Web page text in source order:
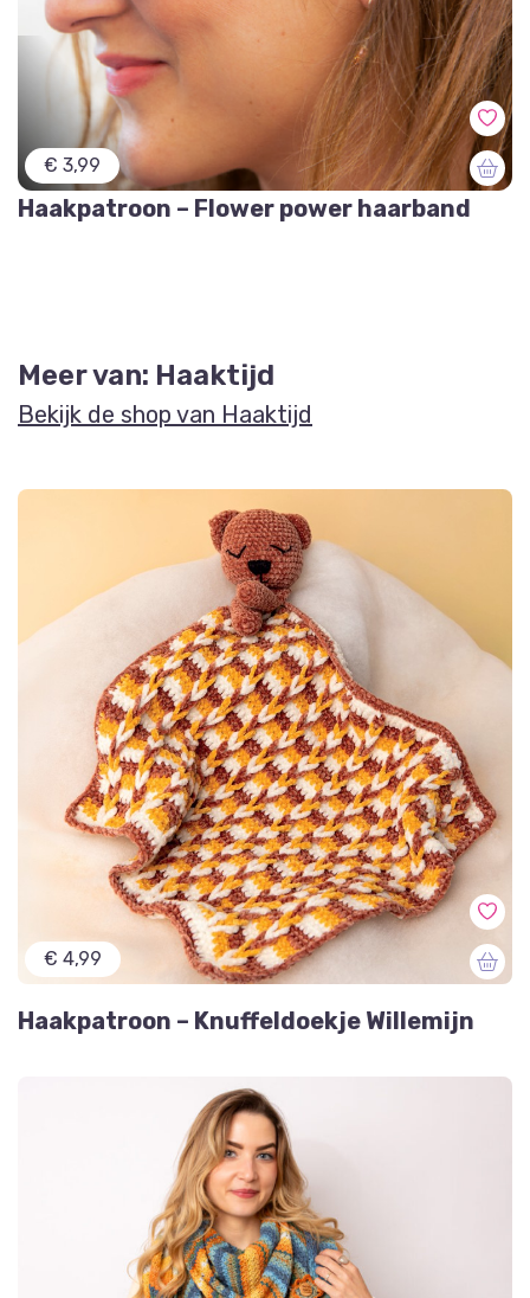
€ 3,99
Haakpatroon – Flower power haarband
Meer van: Haaktijd
Bekijk de shop van Haaktijd
€ 4,99
Haakpatroon – Knuffeldoekje Willemijn